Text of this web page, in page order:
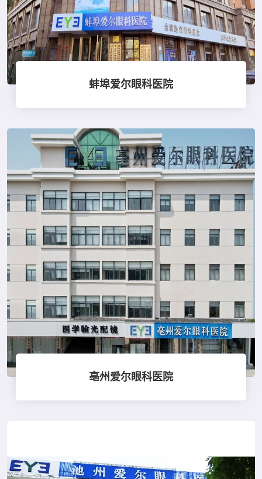
蚌埠爱尔眼科医院
点击查看
亳州爱尔眼科医院
点击查看